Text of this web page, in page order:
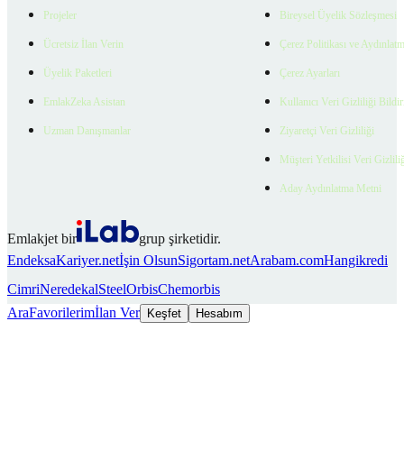
Projeler
Ücretsiz İlan Verin
Üyelik Paketleri
EmlakZeka Asistan
Uzman Danışmanlar
Bireysel Üyelik Sözleşmesi
Çerez Politikası ve
Çerez Ayarları
Kullanıcı Veri Gizliliği
Ziyaretçi Veri Gizliliği
Müşteri Yetkilisi Veri
Aday Aydınlatma Metni
Emlakjet bir
grup şirketidir.
EndeksaKariyer.netİşin OlsunSigortam.netArabam.comHangikredi
CimriNeredekalSteelOrbisChemorbis
AraFavorilerimİlan Ver Keşfet Hesabım